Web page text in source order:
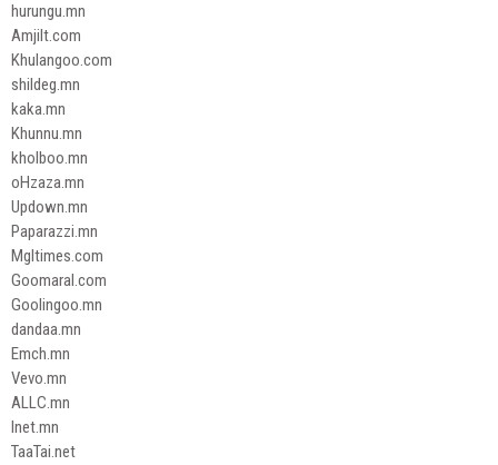
hurungu.mn
Amjilt.com
Khulangoo.com
shildeg.mn
kaka.mn
Khunnu.mn
kholboo.mn
oHzaza.mn
Updown.mn
Paparazzi.mn
Mgltimes.com
Goomaral.com
Goolingoo.mn
dandaa.mn
Emch.mn
Vevo.mn
ALLC.mn
Inet.mn
TaaTai.net